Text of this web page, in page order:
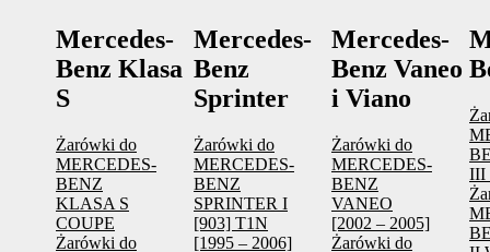
Mercedes-
Benz Klasa
S
Żarówki do
MERCEDES-
BENZ
KLASA S
COUPE
Żarówki do
Mercedes-
Benz
Sprinter
Żarówki do
MERCEDES-
BENZ
SPRINTER I
[903] T1N
[1995 – 2006]
Mercedes-
Benz Vaneo
i Viano
Żarówki do
MERCEDES-
BENZ
VANEO
[2002 – 2005]
Żarówki do
III